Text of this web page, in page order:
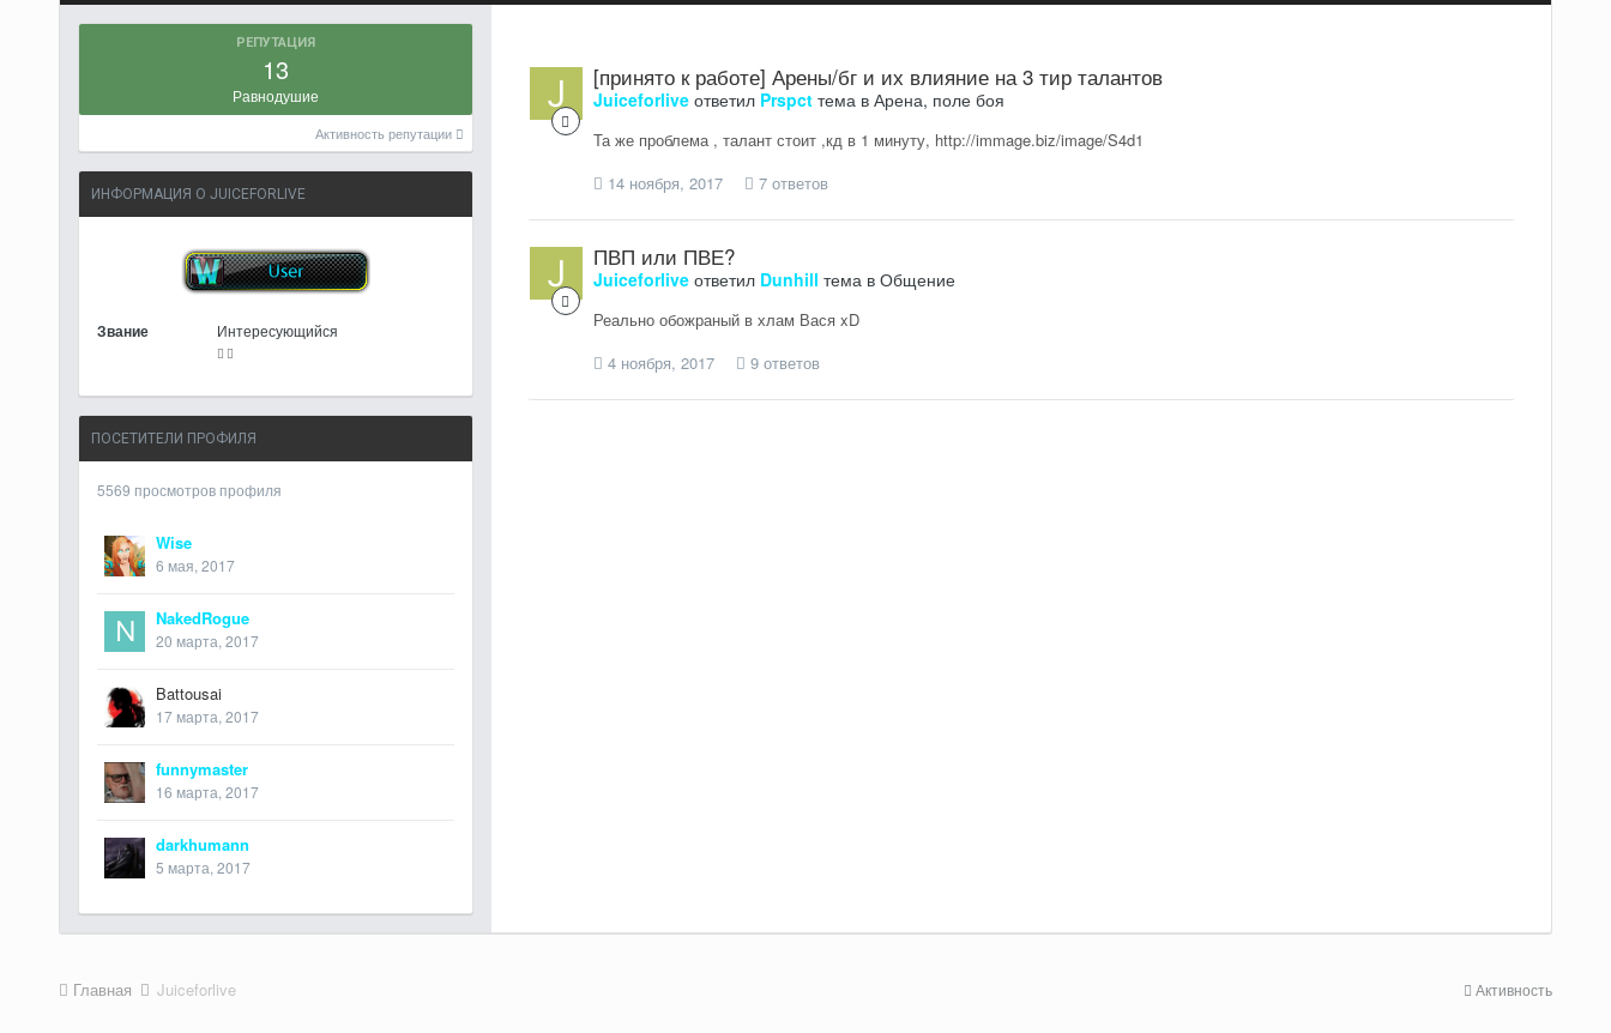
РЕПУТАЦИЯ
13
Равнодушие
Активность репутации
ИНФОРМАЦИЯ О JUICEFORLIVE
Звание Интересующийся
ПОСЕТИТЕЛИ ПРОФИЛЯ
5569 просмотров профиля
Wise
6 мая, 2017
NakedRogue
20 марта, 2017
Battousai
17 марта, 2017
funnymaster
16 марта, 2017
darkhumann
5 марта, 2017
[принято к работе] Арены/бг и их влияние на 3 тир талантов
Juiceforliveответил Prspctтема в Арена, поле боя
Та же проблема , талант стоит ,кд в 1 минуту, http://immage.biz/image/S4d1
14 ноября, 2017
7 ответов
ПВП или ПВЕ?
Juiceforliveответил Dunhill тема в Общение
Реально обожраный в хлам Вася xD
4 ноября, 2017
9 ответов
Активность
Главная Juiceforlive